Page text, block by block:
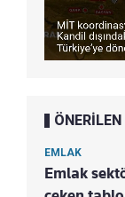
EMLAK
Emlak